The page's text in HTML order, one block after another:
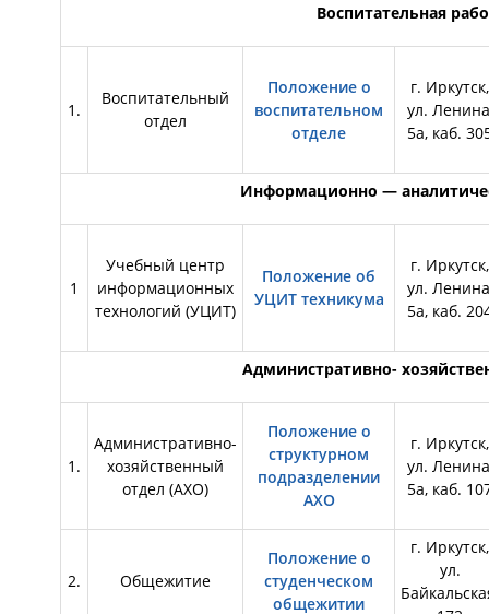
Воспитательная
1.
Воспитательный
отдел
Положение о
воспитательном
отделе
г. Иркутск,
ул.
5а, каб.
Информационно —
1
Учебный центр
информационных
технологий (УЦИТ)
Положение об
УЦИТ техникума
г. Иркутск,
ул.
5а, каб.
Административно-
1.
Административно-
хозяйственный
отдел (АХО)
Положение о
структурном
подразделении
АХО
г. Иркутск,
ул.
5а, каб.
2. Общежитие
Положение о
студенческом
общежитии
г. Иркутск,
ул.